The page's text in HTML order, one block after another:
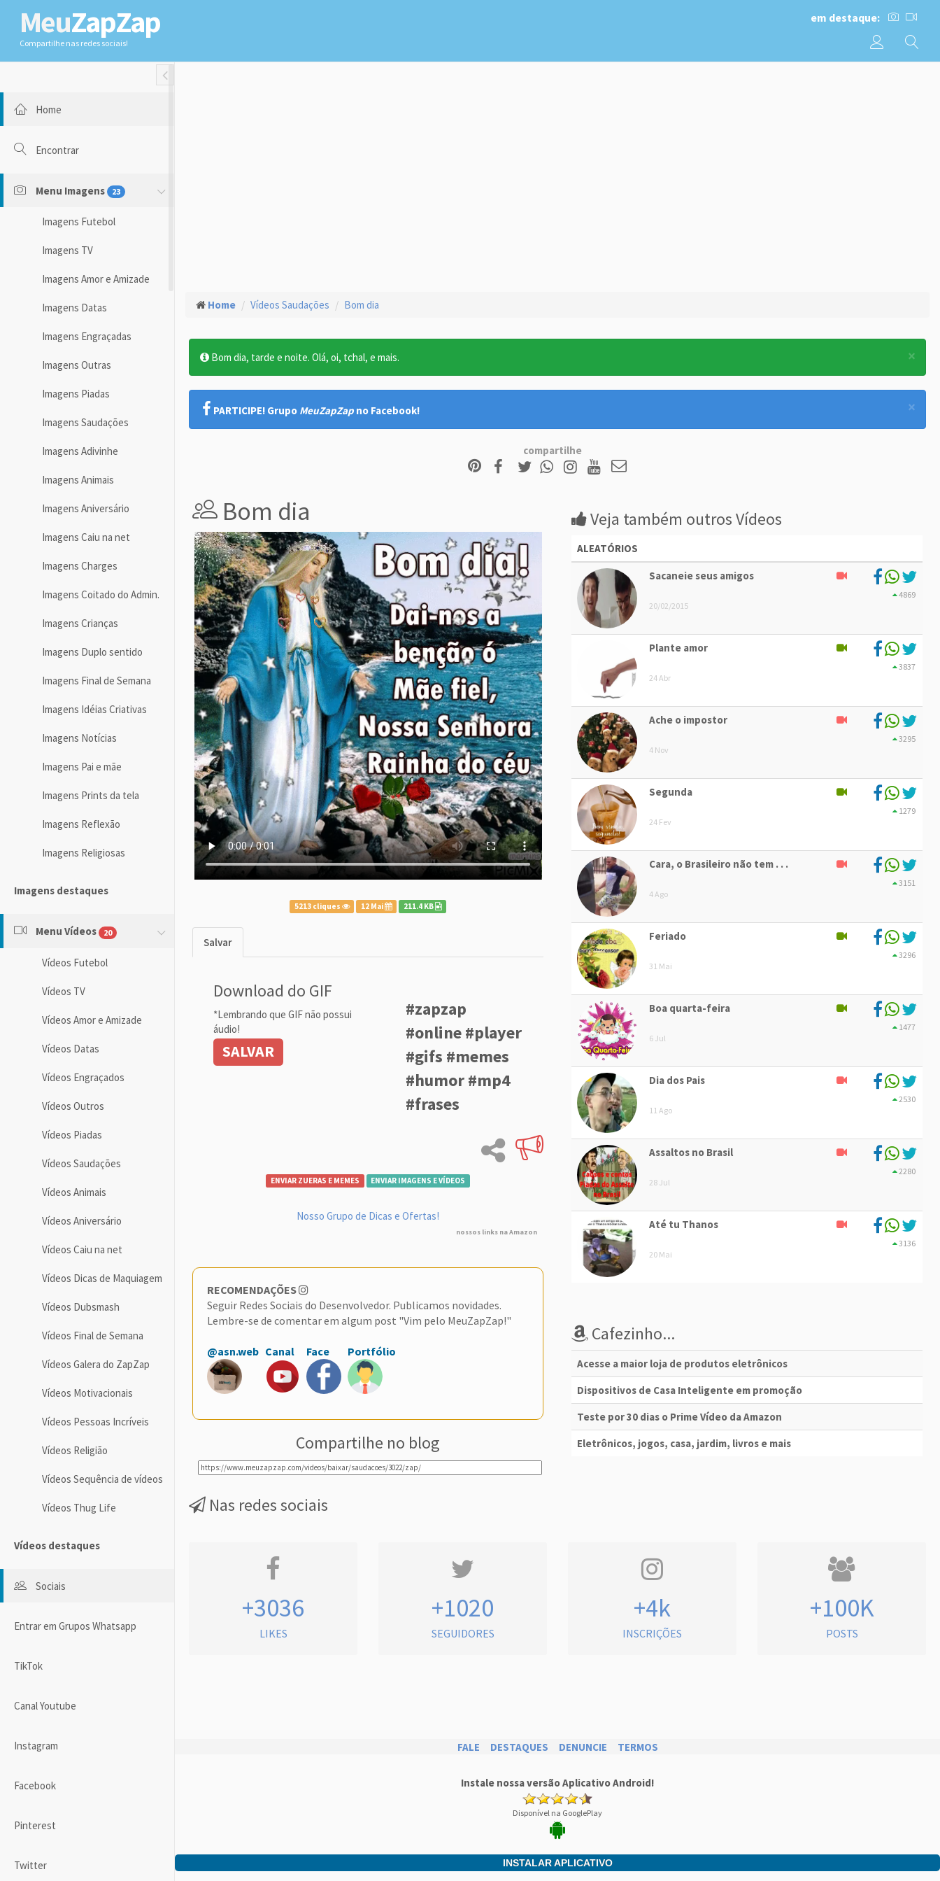
MeuZapZap
Compartilhe nas redes sociais!
em destaque:
Toggle Fullwidth
Home
Encontrar
Menu Imagens 23
Imagens Futebol
Imagens TV
Imagens Amor e Amizade
Imagens Datas
Imagens Engraçadas
Imagens Outras
Imagens Piadas
Imagens Saudações
Imagens Adivinhe
Imagens Animais
Imagens Aniversário
Imagens Caiu na net
Imagens Charges
Imagens Coitado do Admin.
Imagens Crianças
Imagens Duplo sentido
Imagens Final de Semana
Imagens Idéias Criativas
Imagens Notícias
Imagens Pai e mãe
Imagens Prints da tela
Imagens Reflexão
Imagens Religiosas
Imagens destaques
Menu Vídeos 20
Vídeos Futebol
Vídeos TV
Vídeos Amor e Amizade
Vídeos Datas
Vídeos Engraçados
Vídeos Outros
Vídeos Piadas
Vídeos Saudações
Vídeos Animais
Vídeos Aniversário
Vídeos Caiu na net
Vídeos Dicas de Maquiagem
Vídeos Dubsmash
Vídeos Final de Semana
Vídeos Galera do ZapZap
Vídeos Motivacionais
Vídeos Pessoas Incríveis
Vídeos Religião
Vídeos Sequência de vídeos
Vídeos Thug Life
Vídeos destaques
Sociais
Entrar em Grupos Whatsapp
TikTok
Canal Youtube
Instagram
Facebook
Pinterest
Twitter
Home Vídeos Saudações Bom dia
×
Bom dia, tarde e noite. Olá, oi, tchal, e mais.
×
PARTICIPE! Grupo MeuZapZap no Facebook!
compartilhe
Bom dia
5213 cliques 12 Mai 211.4 KB
Salvar
Download do GIF
*Lembrando que GIF não possui
áudio!
SALVAR
#zapzap
#online #player
#gifs #memes
#humor #mp4
#frases
ENVIAR ZUERAS E MEMES ENVIAR IMAGENS E VÍDEOS
Nosso Grupo de Dicas e Ofertas!
nossos links na Amazon
RECOMENDAÇÕES
Seguir Redes Sociais do Desenvolvedor. Publicamos novidades.
Lembre-se de comentar em algum post "Vim pelo MeuZapZap!"
@asn.web Canal Face Portfólio
Compartilhe no blog
Veja também outros Vídeos
ALEATÓRIOS
Sacaneie seus amigos
20/02/2015
4869
Plante amor
24 Abr
3837
Ache o impostor
4 Nov
3295
Segunda
24 Fev
1279
Cara, o Brasileiro não tem . . .
4 Ago
3151
Feriado
31 Mai
3296
Boa quarta-feira
6 Jul
1477
Dia dos Pais
11 Ago
2530
Assaltos no Brasil
28 Jul
2280
Até tu Thanos
20 Mai
3136
Cafezinho...
Acesse a maior loja de produtos eletrônicos
Dispositivos de Casa Inteligente em promoção
Teste por 30 dias o Prime Vídeo da Amazon
Eletrônicos, jogos, casa, jardim, livros e mais
Nas redes sociais
+3036
LIKES
+1020
SEGUIDORES
+4k
INSCRIÇÕES
+100K
POSTS
FALE DESTAQUES DENUNCIE TERMOS
Instale nossa versão Aplicativo Android!
Disponível na GooglePlay
INSTALAR APLICATIVO